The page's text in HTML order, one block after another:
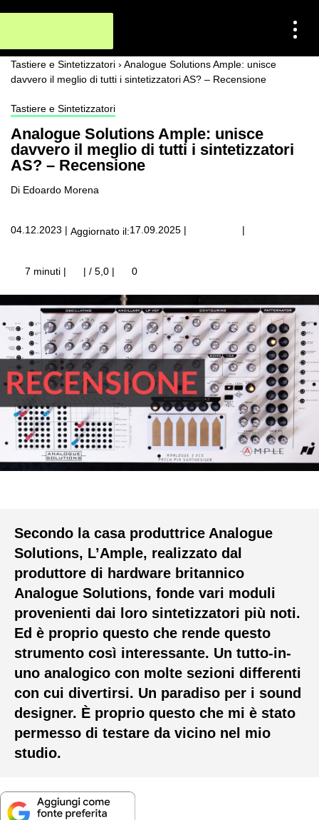
Tastiere e Sintetizzatori › Analogue Solutions Ample: unisce
davvero il meglio di tutti i sintetizzatori AS? – Recensione
Tastiere e Sintetizzatori
Analogue Solutions Ample: unisce
davvero il meglio di tutti i sintetizzatori
AS? – Recensione
Di Edoardo Morena
04.12.2023 | Aggiornato il:17.09.2025 | |
7 minuti | | / 5,0 | 0
Secondo la casa produttrice Analogue
Solutions, L’Ample, realizzato dal
produttore di hardware britannico
Analogue Solutions, fonde vari moduli
provenienti dai loro sintetizzatori più noti.
Ed è proprio questo che rende questo
strumento così interessante. Un tutto-in-
uno analogico con molte sezioni differenti
con cui divertirsi. Un paradiso per i sound
designer. È proprio questo che mi è stato
permesso di testare da vicino nel mio
studio.